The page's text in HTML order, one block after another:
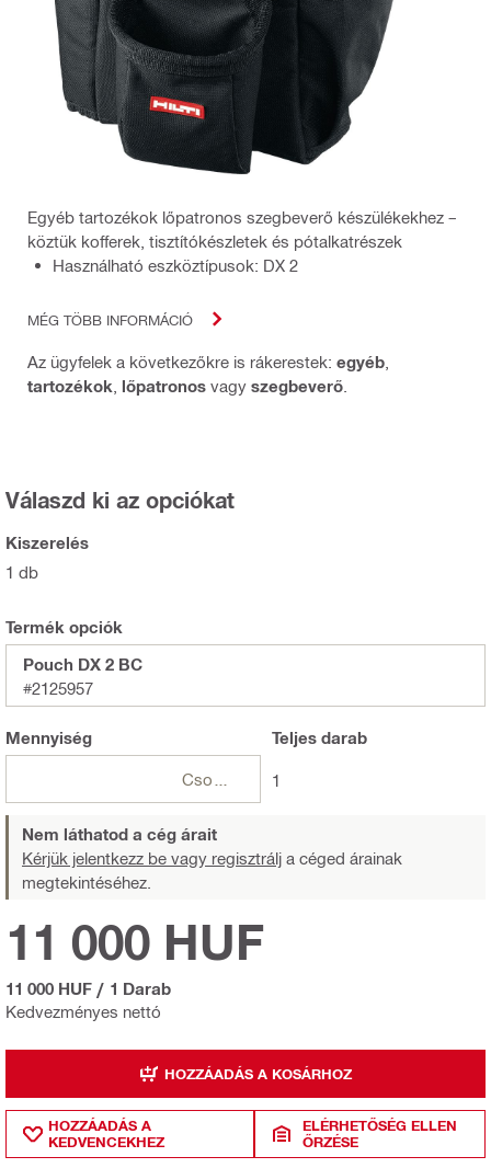
Egyéb tartozékok lőpatronos szegbeverő készülékekhez –
köztük kofferek, tisztítókészletek és pótalkatrészek
Használható eszköztípusok: DX 2
MÉG TÖBB INFORMÁCIÓ
Az ügyfelek a következőkre is rákerestek: egyéb
tartozékok lőpatronos vagy szegbeverő
Válaszd ki az opciókat
Kiszerelés
1 db
Termék opciók
Pouch DX 2 BC
#2125957
Mennyiség Teljesdarab
1
Nem láthatod a cég árait
Kérjük jelentkezz be vagy regisztrálj a céged árainak
megtekintéséhez.
Kedvezményes nettó
11 000 HUF
11 000 HUF / 1 Darab
HOZZÁADÁS A KOSÁRHOZ
HOZZÁADÁS A
KEDVENCEKHEZ
ELÉRHETŐSÉG ELLEN
ŐRZÉSE